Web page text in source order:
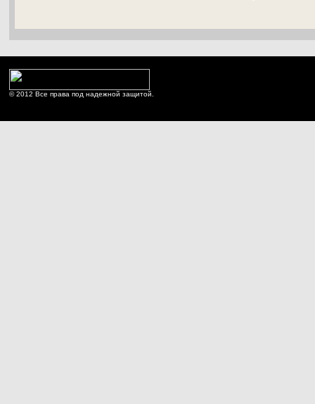
© 2012 Все права под надежной защитой.